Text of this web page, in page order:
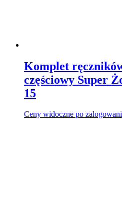
Komplet
częściowy Super
15
Ceny widoczne po